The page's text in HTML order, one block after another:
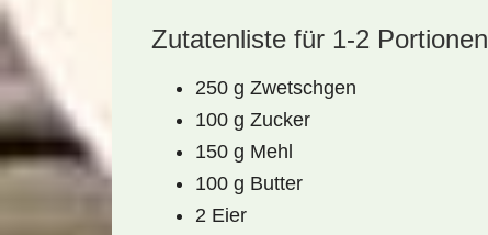
Zutatenliste für 1-2 Portionen
250 g Zwetschgen
100 g Zucker
150 g Mehl
100 g Butter
2 Eier